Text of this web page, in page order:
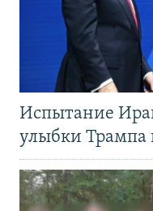
Испытание
улыбки